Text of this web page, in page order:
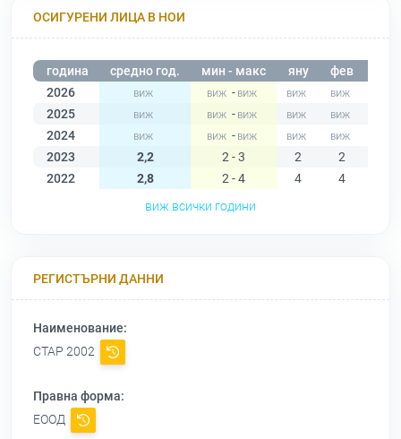
ОСИГУРЕНИ ЛИЦА В НОИ
година средно год. мин - макс яну фев
2026
-
2025
-
2024
-
2023
2,2 2 - 3 2 2
2022
2,8 2 - 4 4 4
виж всички години
РЕГИСТЪРНИ ДАННИ
Наименование:
СТАР 2002
Правна форма:
ЕООД